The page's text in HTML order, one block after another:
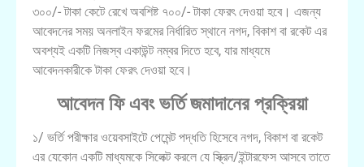
৩০০/- টাকা কেটে রেখে অবশিষ্ট ৭০০/- টাকা ফেরৎ দেওয়া হবে। এজন্য
আবেদনের সময় অনলাইন ফরমের নির্ধারিত স্থানে নগদ, বিকাশ বা রকেট এর
অবশ্যই একটি নিজস্ব একাউন্ট নম্বর দিতে হবে, যার মাধ্যমে
আবেদনকারীকে টাকা ফেরৎ দেওয়া হবে।
আবেদন ফি এবং ভর্তি জমাদানের প্রক্রিয়া
১/ ভর্তি পরীক্ষার ওয়েবসাইটে পেমেন্ট পদ্ধতি হিসেবে নগদ, বিকাশ বা রকেট
এর যেকোন একটি মাধ্যমকে সিলেক্ট করলে যে স্ক্রিন/ইন্টারফেস আসবে তাতে